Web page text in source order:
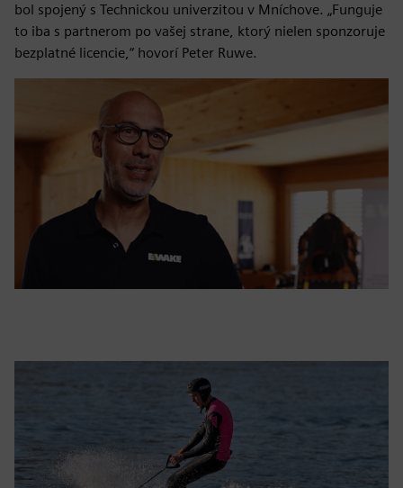
bol spojený s Technickou univerzitou v Mníchove. „Funguje
to iba s partnerom po vašej strane, ktorý nielen sponzoruje
bezplatné licencie,“ hovorí Peter Ruwe.